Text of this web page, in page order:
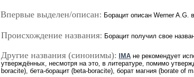
Впервые выделен/описан: Борацит описан Werner A.G.
Происхождение названия: Борацит получил свое
Другие названия (синонимы): IMA не рекомендует
утверждённых, несмотря на это, в литературе, помимо
boracite), бета-борацит (beta-boracite), борат магния (borate of